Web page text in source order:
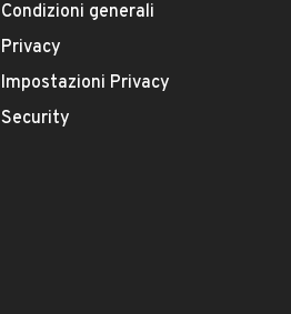
Condizioni generali
Privacy
Impostazioni Privacy
Security